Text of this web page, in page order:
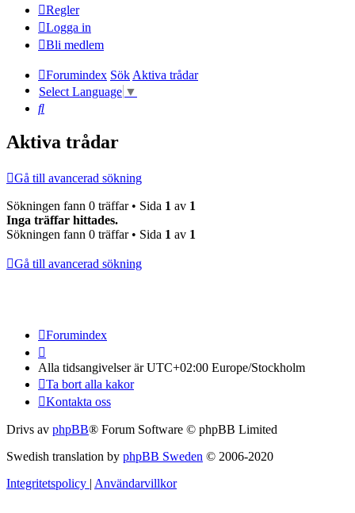
Regler
Logga in
Bli medlem
Forumindex SökAktiva trådar
Select Language ▼
Sök
Aktiva trådar
Gå till avancerad sökning
Sökningen fann 0 träffar • Sida 1 av 1
Inga träffar hittades.
Sökningen fann 0 träffar • Sida 1 av 1
Gå till avancerad sökning
Forumindex
Alla tidsangivelser är UTC+02:00 Europe/Stockholm
Ta bort alla kakor
Kontakta oss
Drivs av phpBB® Forum Software © phpBB Limited
Swedish translation by phpBB Sweden © 2006-2020
Integritetspolicy | Användarvillkor